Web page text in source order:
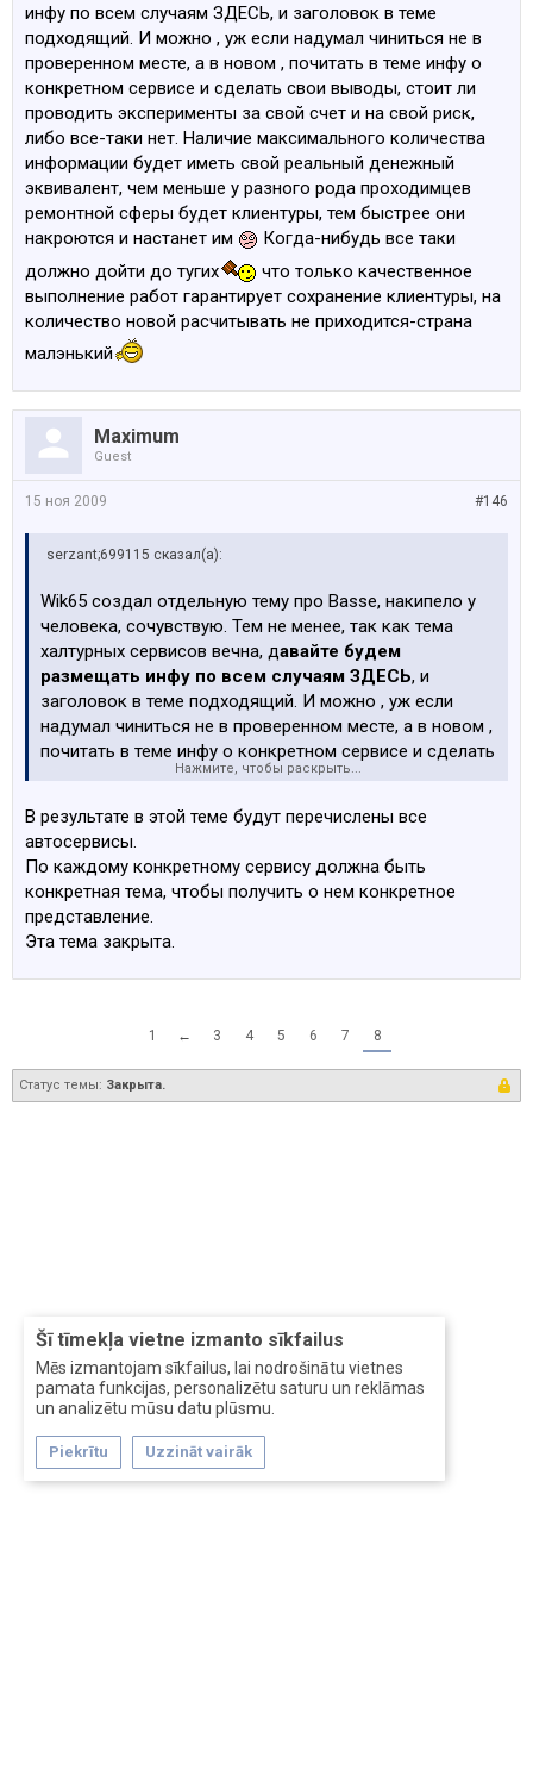
Šī tīmekļa vietne izmanto sīkfailus
Mēs izmantojam sīkfailus, lai nodrošinātu vietnes
pamata funkcijas, personalizētu saturu un reklāmas
un analizētu mūsu datu plūsmu.
Piekrītu Uzzināt vairāk
инфу по всем случаям ЗДЕСЬ, и заголовок в теме
подходящий. И можно , уж если надумал чиниться не в
проверенном месте, а в новом , почитать в теме инфу о
конкретном сервисе и сделать свои выводы, стоит ли
проводить эксперименты за свой счет и на свой риск,
либо все-таки нет. Наличие максимального количества
информации будет иметь свой реальный денежный
эквивалент, чем меньше у разного рода проходимцев
ремонтной сферы будет клиентуры, тем быстрее они
накроются и настанет им
Когда-нибудь все таки
должно дойти до тугих
что только качественное
выполнение работ гарантирует сохранение клиентуры, на
количество новой расчитывать не приходится-страна
малэнький
Maximum
Guest
#146
15 ноя 2009
serzant;699115 сказал(а):
Wik65 создал отдельную тему про Basse, накипело у
человека, сочувствую. Тем не менее, так как тема
халтурных сервисов вечна, давайте будем
размещать инфу по всем случаям ЗДЕСЬ, и
заголовок в теме подходящий. И можно , уж если
надумал чиниться не в проверенном месте, а в новом ,
почитать в теме инфу о конкретном сервисе и сделать
свои выводы, стоит ли проводить эксперименты за
максимального количества информации будет иметь
свой реальный денежный эквивалент, чем меньше у
разного рода проходимцев ремонтной сферы будет
клиентуры, тем быстрее они накроются и настанет им
Когда-нибудь все таки должно дойти до тугих
гарантирует сохранение клиентуры, на количество
Нажмите, чтобы раскрыть...
В результате в этой теме будут перечислены все
автосервисы.
По каждому конкретному сервису должна быть
конкретная тема, чтобы получить о нем конкретное
представление.
Эта тема закрыта.
1 ← 3 4 5 6 7 8
Статус темы: Закрыта.